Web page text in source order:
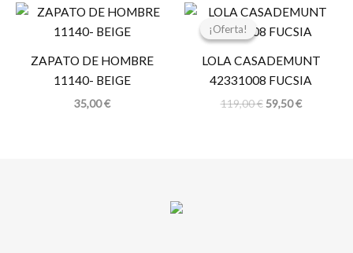
ZAPATO DE HOMBRE
11140- BEIGE
35,00€
¡Oferta!
¡Oferta!
LOLA CASADEMUNT
42331008 FUCSIA
119,00€
El
original
119,00 €.
59,50€
El
actual
59,50 €.